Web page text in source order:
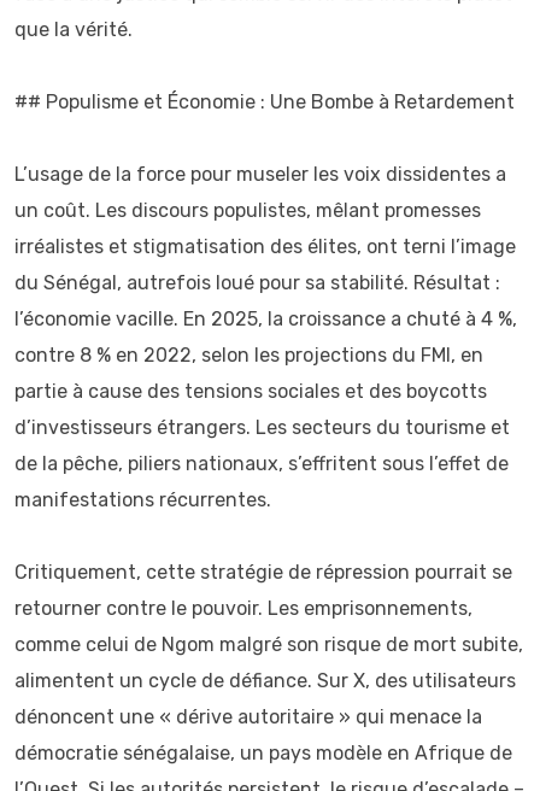
que la vérité.
## Populisme et Économie : Une Bombe à Retardement
L’usage de la force pour museler les voix dissidentes a
un coût. Les discours populistes, mêlant promesses
irréalistes et stigmatisation des élites, ont terni l’image
du Sénégal, autrefois loué pour sa stabilité. Résultat :
l’économie vacille. En 2025, la croissance a chuté à 4 %,
contre 8 % en 2022, selon les projections du FMI, en
partie à cause des tensions sociales et des boycotts
d’investisseurs étrangers. Les secteurs du tourisme et
de la pêche, piliers nationaux, s’effritent sous l’effet de
manifestations récurrentes.
Critiquement, cette stratégie de répression pourrait se
retourner contre le pouvoir. Les emprisonnements,
comme celui de Ngom malgré son risque de mort subite,
alimentent un cycle de défiance. Sur X, des utilisateurs
dénoncent une « dérive autoritaire » qui menace la
démocratie sénégalaise, un pays modèle en Afrique de